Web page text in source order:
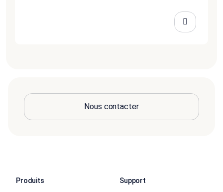
Nous contacter
Produits Support